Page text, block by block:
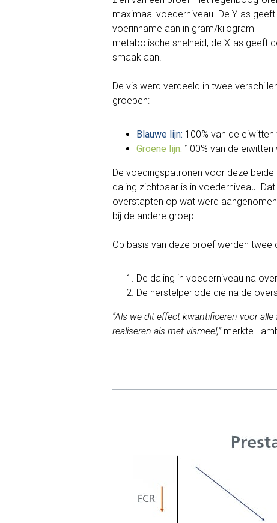
maximaal voederniveau. De Y-as geeft
voerinname aan in gram/kilogram
metabolische snelheid, de X-as geeft
smaak aan.
De vis werd verdeeld in twee
groepen:
Blauwe lijn: 100% van de
Groene lijn: 100% van de
De voedingspatronen voor deze
daling zichtbaar is in voederniveau.
overstapten op wat werd
bij de andere groep.
Op basis van deze proef werden
De daling in voederniveau na
De herstelperiode die na de
“Als we dit effect kwantificeren voor
realiseren als met vismeel,”merkte